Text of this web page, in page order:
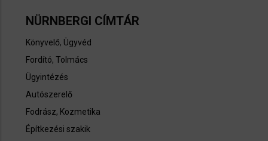
NÜRNBERGI CÍMTÁR
Könyvelő, Ügyvéd
Fordító, Tolmács
Ügyintézés
Autószerelő
Fodrász, Kozmetika
Építkezési szakik